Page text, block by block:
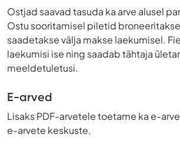
Ostjad saavad tasuda ka arve alusel
Ostu sooritamisel piletid
saadetakse välja makse laekumisel.
laekumisi ise ning saadab tähtaja
meeldetuletusi.
E-arved
Lisaks PDF-arvetele toetame ka e-
e-arvete keskuste.